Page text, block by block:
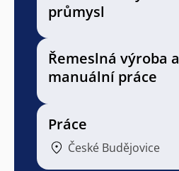
průmysl
Řemeslná výroba a
manuální práce
Práce
České Budějovice